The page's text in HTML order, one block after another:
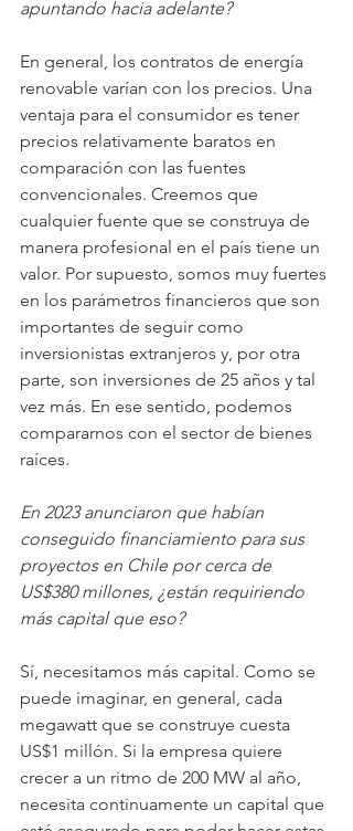
apuntando hacia adelante?
En general, los contratos de energía
renovable varían con los precios. Una
ventaja para el consumidor es tener
precios relativamente baratos en
comparación con las fuentes
convencionales. Creemos que
cualquier fuente que se construya de
manera profesional en el país tiene un
valor. Por supuesto, somos muy fuertes
en los parámetros financieros que son
importantes de seguir como
inversionistas extranjeros y, por otra
parte, son inversiones de 25 años y tal
vez más. En ese sentido, podemos
compararnos con el sector de bienes
raíces.
En 2023 anunciaron que habían
conseguido financiamiento para sus
proyectos en Chile por cerca de
US$380 millones, ¿están requiriendo
más capital que eso?
Sí, necesitamos más capital. Como se
puede imaginar, en general, cada
megawatt que se construye cuesta
US$1 millón. Si la empresa quiere
crecer a un ritmo de 200 MW al año,
necesita continuamente un capital que